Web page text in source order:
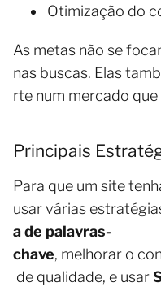
Otimização do
As metas não se
nas buscas. Elas
rte num mercado
Principais
Para que um site
usar várias
a de palavras-
chave, melhorar o
de qualidade, e usar